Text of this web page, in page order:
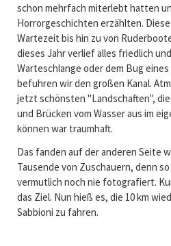
schon mehrfach miterlebt hatten
Horrorgeschichten erzählten.
Wartezeit bis hin zu von
dieses Jahr verlief alles friedlich
Warteschlange oder dem Bug
befuhren wir den großen Kanal.
jetzt schönsten "Landschaften",
und Brücken vom Wasser aus im
können war traumhaft.
Das fanden auf der anderen Seite
Tausende von Zuschauern, denn
vermutlich noch nie fotografiert.
das Ziel. Nun hieß es, die 10 km
Sabbioni zu fahren.